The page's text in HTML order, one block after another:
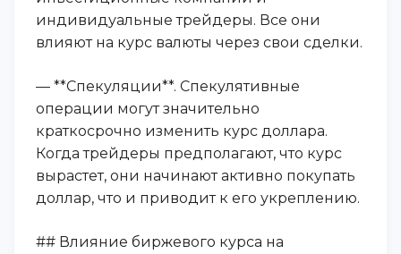
индивидуальные трейдеры. Все они
влияют на курс валюты через свои сделки.
— **Спекуляции**. Спекулятивные
операции могут значительно
краткосрочно изменить курс доллара.
Когда трейдеры предполагают, что курс
вырастет, они начинают активно покупать
доллар, что и приводит к его укреплению.
## Влияние биржевого курса на